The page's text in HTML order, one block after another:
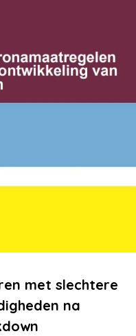
met slechtere
na